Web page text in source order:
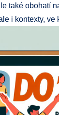
také obohatí
i kontexty,